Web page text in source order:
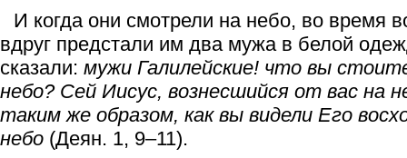
И когда они смотрели на небо, во время
вдруг предстали им два мужа в белой
сказали: мужи Галилейские! что вы
небо? Сей Иисус, вознесшийся от вас на
таким же образом, как вы видели Его
небо (Деян. 1, 9–11).